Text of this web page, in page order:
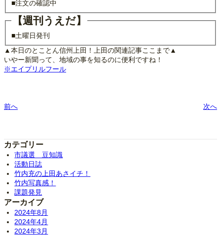
■注文の確認中
【週刊うえだ】
■土曜日発刊
▲本日のとことん信州上田！上田の関連記事ここまで▲
いやー新聞って、地域の事を知るのに便利ですね！
※エイプリルフール
前へ 次へ
カテゴリー
市議選 豆知識
活動日誌
竹内充の上田あさイチ！
竹内写真感！
課題発見
アーカイブ
2024年8月
2024年4月
2024年3月